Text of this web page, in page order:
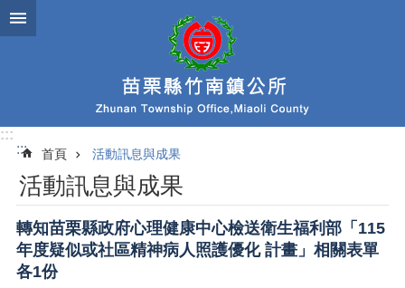
跳到主要內容區塊
:::
:::
首頁 活動訊息與成果
活動訊息與成果
轉知苗栗縣政府心理健康中心檢送衛生福利部「115
年度疑似或社區精神病人照護優化 計畫」相關表單
各1份